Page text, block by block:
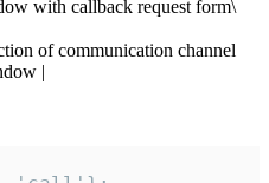
with callback request form\
of communication channel
|